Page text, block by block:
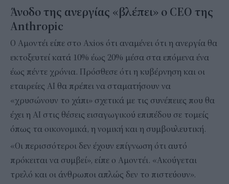
Άνοδο της ανεργίας «βλέπει» ο CEO της
Anthropic
Ο Αμοντέι είπε στο Axios ότι αναμένει ότι η ανεργία θα
εκτοξευτεί κατά 10% έως 20% μέσα στα επόμενα ένα
έως πέντε χρόνια. Πρόσθεσε ότι η κυβέρνηση και οι
εταιρείες AI θα πρέπει να σταματήσουν να
«χρυσώνουν το χάπι» σχετικά με τις συνέπειες που θα
έχει η AI στις θέσεις εισαγωγικού επιπέδου σε τομείς
όπως τα οικονομικά, η νομική και η συμβουλευτική.
«Οι περισσότεροι δεν έχουν επίγνωση ότι αυτό
πρόκειται να συμβεί», είπε ο Αμοντέι. «Ακούγεται
τρελό και οι άνθρωποι απλώς δεν το πιστεύουν».